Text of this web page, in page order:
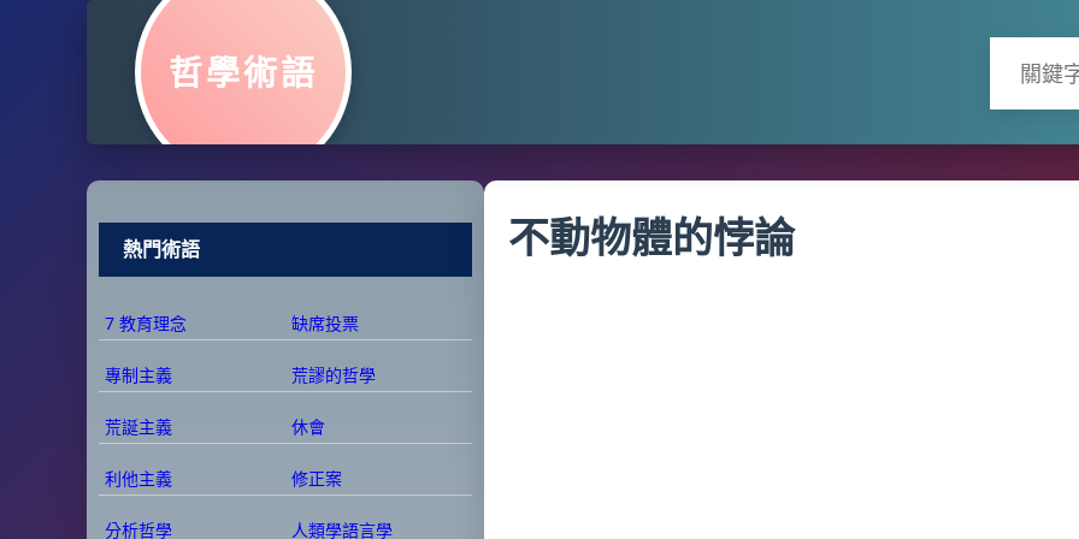
哲學術語
熱門術語
7 教育理念 缺席投票
專制主義 荒謬的哲學
荒誕主義 休會
利他主義 修正案
分析哲學 人類學語言學
不動物體的悖論